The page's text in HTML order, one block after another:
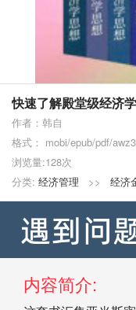
快速了解殿堂级经济
作者：韩自
格式： mobi/epub/pdf/awz3
浏览量:128次
分类: 经济管理 >> 经济
内容简介: